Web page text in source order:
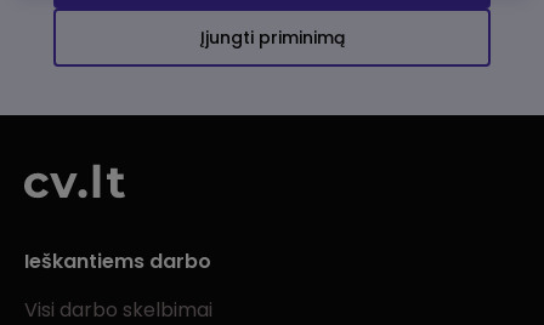
Įjungti priminimą
Ieškantiems darbo
Visi darbo skelbimai